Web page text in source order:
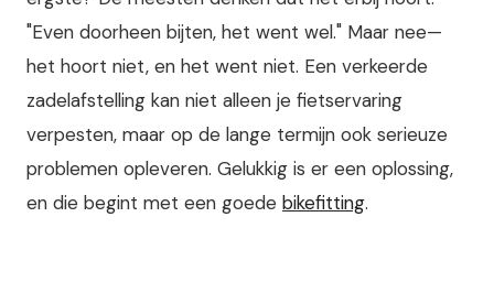
"Even doorheen bijten, het went wel." Maar nee—
het hoort niet, en het went niet. Een verkeerde
zadelafstelling kan niet alleen je fietservaring
verpesten, maar op de lange termijn ook serieuze
problemen opleveren. Gelukkig is er een oplossing,
en die begint met een goede bikefitting.